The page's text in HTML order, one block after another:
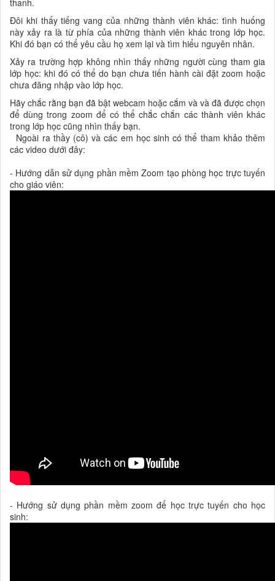
thanh.
Đôi khi thấy tiếng vang của những thành viên khác: tình huống
này xảy ra là từ phía của những thành viên khác trong lớp học.
Khi đó bạn có thể yêu cầu họ xem lại và tìm hiểu nguyên nhân.
Xảy ra trường hợp không nhìn thấy những người cùng tham gia
lớp học: khi đó có thể do bạn chưa tiến hành cài đặt zoom hoặc
chưa đăng nhập vào lớp học.
Hãy chắc rằng bạn đã bật webcam hoặc cắm và và đã được chọn
để dùng trong zoom để có thể chắc chắn các thành viên khác
trong lớp học cũng nhìn thấy bạn.
Ngoài ra thầy (cô) và các em học sinh có thể tham khảo thêm
các video dưới đây:
- Hướng dẫn sử dụng phần mềm Zoom tạo phòng học trực tuyến
cho giáo viên:
- Hướng sử dụng phần mềm zoom để học trực tuyến cho học
sinh: